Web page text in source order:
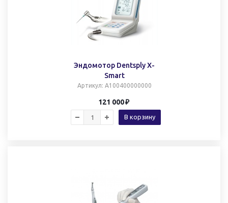
Эндомотор Dentsply X-
Smart
Артикул: A100400000000
121 000
В корзину